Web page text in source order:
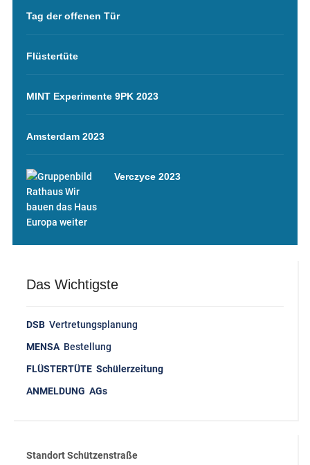
Tag der offenen Tür
Flüstertüte
MINT Experimente 9PK 2023
Amsterdam 2023
Verczyce 2023
Das Wichtigste
DSB Vertretungsplanung
MENSA Bestellung
FLÜSTERTÜTE Schülerzeitung
ANMELDUNG AGs
Standort Schützenstraße